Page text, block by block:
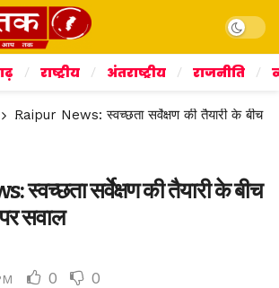
Dark
राष्ट्रीय अंतराष्ट्रीय राजनीति
Raipur News: स्वच्छता सर्वेक्षण की तैयारी के बीच
सर्वेक्षण की तैयारी के बीच
सवाल
0 0